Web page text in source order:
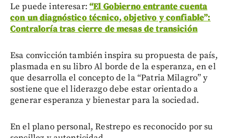
Le puede interesar: “El Gobierno entrante cuenta
con un diagnóstico técnico, objetivo y confiable”:
Contraloría tras cierre de mesas de transición
Esa convicción también inspira su propuesta de país,
plasmada en su libro Al borde de la esperanza, en el
que desarrolla el concepto de la “Patria Milagro” y
sostiene que el liderazgo debe estar orientado a
generar esperanza y bienestar para la sociedad.
En el plano personal, Restrepo es reconocido por su